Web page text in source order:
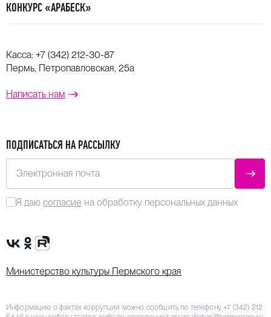
КОНКУРС «АРАБЕСК»
Касса: +7 (342) 212-30-87
Пермь, Петропавловская, 25а
Написать нам
ПОДПИСАТЬСЯ НА РАССЫЛКУ
Электронная почта
Я даю согласие на обработку персональных данных
Сообщество VK
Группа в одноклассниках
Канал Rutube
Министерство культуры Пермского края
Информацию о фактах коррупции можно сообщить по телефону+7 (342) 212